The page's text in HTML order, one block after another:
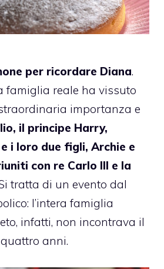
per ricordare Diana.
famiglia reale ha vissuto
importanza e
il principe Harry,
i loro due figli, Archie e
con re Carlo III e la
tratta di un evento dal
l’intera famiglia
infatti, non incontrava il
anni.